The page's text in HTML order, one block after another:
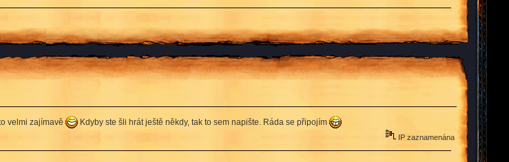
velmi zajímavě Kdyby ste šli hrát ještě někdy, tak to sem napište. Ráda se připojím
IP zaznamenána